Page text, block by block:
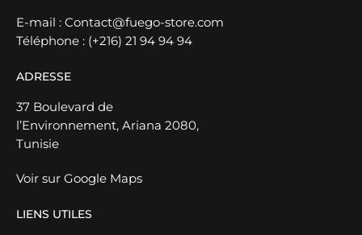
E-mail : Contact@fuego-store.com
Téléphone : (+216) 21 94 94 94
ADRESSE
37 Boulevard de
l’Environnement, Ariana 2080,
Tunisie
Voir sur Google Maps
LIENS UTILES